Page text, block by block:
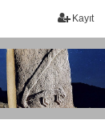
Kayıt